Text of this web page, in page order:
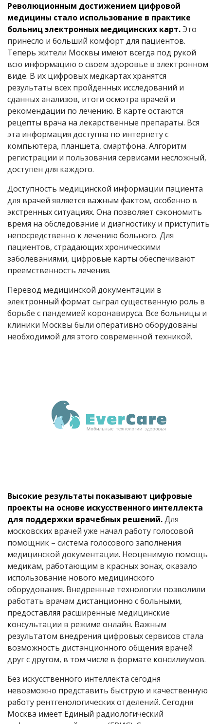
Революционным достижением цифровой
медицины стало использование в практике
больниц электронных медицинских карт.Это
принесло и больший комфорт для пациентов.
Теперь жители Москвы имеют всегда под рукой
всю информацию о своем здоровье в электронном
виде. В их цифровых медкартах хранятся
результаты всех пройденных исследований и
сданных анализов, итоги осмотра врачей и
рекомендации по лечению. В карте остаются
рецепты врача на лекарственные препараты. Вся
эта информация доступна по интернету с
компьютера, планшета, смартфона. Алгоритм
регистрации и пользования сервисами несложный,
доступен для каждого.
Доступность медицинской информации пациента
для врачей является важным фактом, особенно в
экстренных ситуациях. Она позволяет сэкономить
время на обследование и диагностику и приступить
непосредственно к лечению больного. Для
пациентов, страдающих хроническими
заболеваниями, цифровые карты обеспечивают
преемственность лечения.
Перевод медицинской документации в
электронный формат сыграл существенную роль в
борьбе с пандемией коронавируса. Все больницы и
клиники Москвы были оперативно оборудованы
необходимой для этого современной техникой.
Высокие результаты показывают цифровые
проекты на основе искусственного интеллекта
для поддержки врачебных решений.Для
московских врачей уже начал работу голосовой
помощник – система голосового заполнения
медицинской документации. Неоценимую помощь
медикам, работающим в красных зонах, оказало
использование нового медицинского
оборудования. Внедренные технологии позволили
работать врачам дистанционно с больными,
предоставляя расширенные медицинские
консультации в режиме онлайн. Важным
результатом внедрения цифровых сервисов стала
возможность дистанционного общения врачей
друг с другом, в том числе в формате консилиумов.
Без искусственного интеллекта сегодня
невозможно представить быструю и качественную
работу рентгенологических отделений. Сегодня
Москва имеет Единый радиологический